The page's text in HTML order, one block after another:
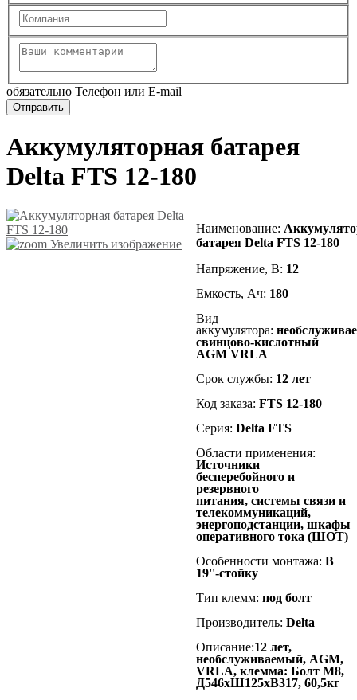
обязательно Телефон или E-mail
Аккумуляторная батарея
Delta FTS 12-180
Увеличить изображение
Наименование:
батарея Delta FTS 12-180
Напряжение, В: 12
Емкость, Ач: 180
Вид
аккумулятора:
свинцово-кислотный
AGM VRLA
Срок службы: 12 лет
Код заказа: FTS 12-180
Серия: Delta FTS
Области применения:
Источники
бесперебойного и
резервного
питания, cистемы связи и
телекоммуникаций,
энергоподстанции, шкафы
оперативного тока (ШОТ)
Особенности монтажа: В
19''-стойку
Тип клемм: под болт
Производитель: Delta
Описание:12 лет,
необслуживаемый, AGM,
VRLA, клемма: Болт М8,
Д546хШ125хВ317, 60,5кг